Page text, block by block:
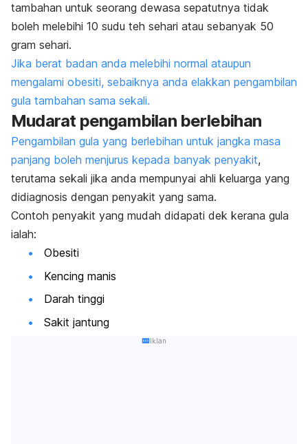
tambahan untuk seorang dewasa sepatutnya tidak
boleh melebihi 10 sudu teh sehari atau sebanyak 50
gram sehari.
Jika berat badan anda melebihi normal ataupun
mengalami obesiti, sebaiknya anda elakkan pengambilan
gula tambahan sama sekali.
Mudarat pengambilan berlebihan
Pengambilan gula yang berlebihan untuk jangka masa
panjang boleh menjurus kepada banyak penyakit,
terutama sekali jika anda mempunyai ahli keluarga yang
didiagnosis dengan penyakit yang sama.
Contoh penyakit yang mudah didapati dek kerana gula
ialah:
Obesiti
Kencing manis
Darah tinggi
Sakit jantung
Iklan